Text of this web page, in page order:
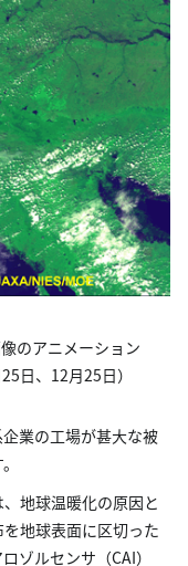
のアニメーション
日、12月25日）
業の工場が甚大な被
地球温暖化の原因と
地球表面に区切った
ゾルセンサ（CAI）